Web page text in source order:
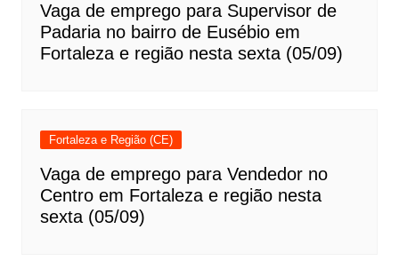
Vaga de emprego para Supervisor de
Padaria no bairro de Eusébio em
Fortaleza e região nesta sexta (05/09)
Fortaleza e Região (CE)
Vaga de emprego para Vendedor no
Centro em Fortaleza e região nesta
sexta (05/09)